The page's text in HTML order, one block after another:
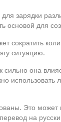
зарядки
для
сократить
ситуацию.
она
использовать
Это может
на